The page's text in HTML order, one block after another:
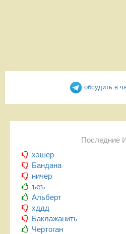
обсудить в
Последние
хэшер
Бандана
ничер
ъеъ
Альберт
хддд
Баклажанить
Чертоган